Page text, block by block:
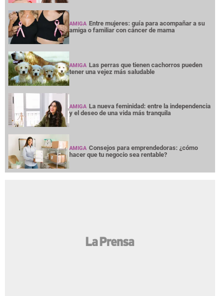
AMIGA Entre mujeres: guía para acompañar a su
amiga o familiar con cáncer de mama
AMIGA Las perras que tienen cachorros pueden
tener una vejez más saludable
AMIGA La nueva feminidad: entre la independencia
y el deseo de una vida más tranquila
AMIGA Consejos para emprendedoras: ¿cómo
hacer que tu negocio sea rentable?